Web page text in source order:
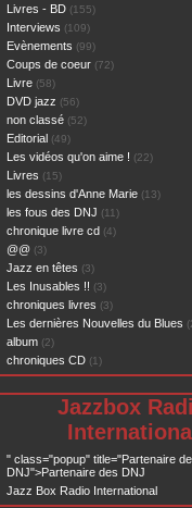
Livres - BD (155)
Interviews (109)
Evènements (99)
Coups de coeur (72)
Livre (58)
DVD jazz (56)
non classé (52)
Editorial (49)
Les vidéos qu'on aime ! (22)
Livres (15)
les dessins d'Anne Marie (13)
les fous des DNJ (11)
chronique livre cd (4)
@@ (3)
Jazz en têtes (3)
Les Inusables !! (3)
chroniques livres (3)
Les dernières Nouvelles du Blues
album (2)
chroniques CD (1)
Jazzbox
International
" class="popup" title="Partenaire
DNJ">Partenaire des DNJ
Jazz Box Radio International